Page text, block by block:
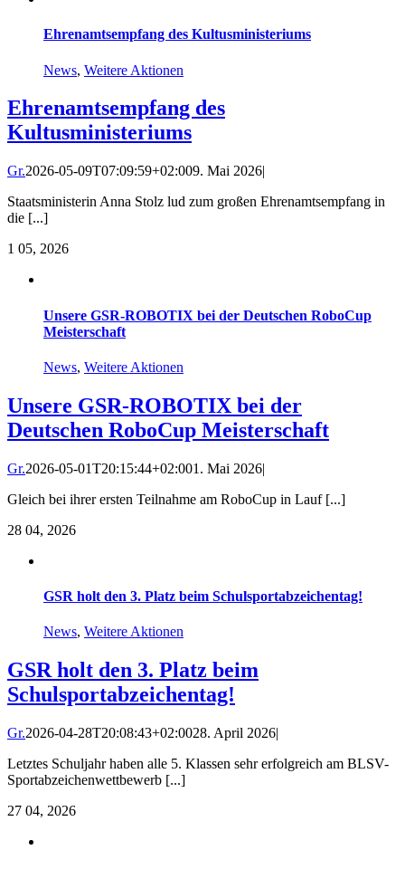
Ehrenamtsempfang des Kultusministeriums
News, Weitere Aktionen
Ehrenamtsempfang des
Kultusministeriums
Gr.2026-05-09T07:09:59+02:009. Mai 2026|
Staatsministerin Anna Stolz lud zum großen Ehrenamtsempfang in
die [...]
1 05, 2026
Unsere GSR-ROBOTIX bei der Deutschen RoboCup
Meisterschaft
News, Weitere Aktionen
Unsere GSR-ROBOTIX bei der
Deutschen RoboCup Meisterschaft
Gr.2026-05-01T20:15:44+02:001. Mai 2026|
Gleich bei ihrer ersten Teilnahme am RoboCup in Lauf [...]
28 04, 2026
GSR holt den 3. Platz beim Schulsportabzeichentag!
News, Weitere Aktionen
GSR holt den 3. Platz beim
Schulsportabzeichentag!
Gr.2026-04-28T20:08:43+02:0028. April 2026|
Letztes Schuljahr haben alle 5. Klassen sehr erfolgreich am BLSV-
Sportabzeichenwettbewerb [...]
27 04, 2026